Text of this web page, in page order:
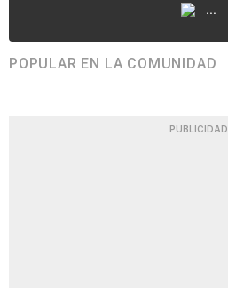
...
POPULAR EN LA COMUNIDAD
PUBLICIDAD